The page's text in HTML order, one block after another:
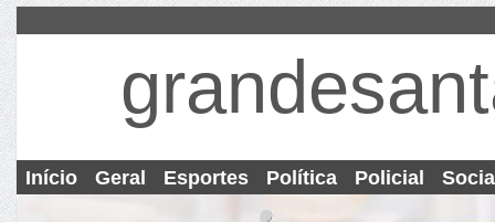
Início Geral Esportes Política Policial